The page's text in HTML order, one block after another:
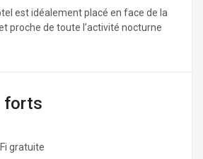
est idéalement placé en face de la
proche de toute l’activité nocturne
forts
gratuite